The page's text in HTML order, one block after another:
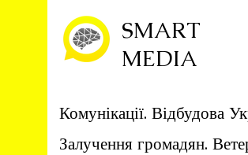
SMART
MEDIA
Комунікації. Відбудова
Залучення громадян.